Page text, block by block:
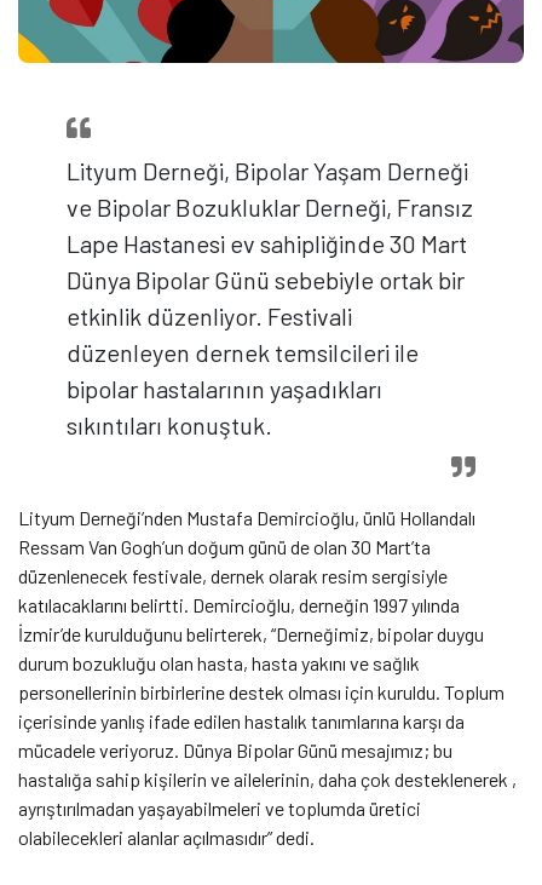
Lityum Derneği, Bipolar Yaşam Derneği
ve Bipolar Bozukluklar Derneği, Fransız
Lape Hastanesi ev sahipliğinde 30 Mart
Dünya Bipolar Günü sebebiyle ortak bir
etkinlik düzenliyor. Festivali
düzenleyen dernek temsilcileri ile
bipolar hastalarının yaşadıkları
sıkıntıları konuştuk.
Lityum Derneği’nden Mustafa Demircioğlu, ünlü Hollandalı
Ressam Van Gogh’un doğum günü de olan 30 Mart’ta
düzenlenecek festivale, dernek olarak resim sergisiyle
katılacaklarını belirtti. Demircioğlu, derneğin 1997 yılında
İzmir’de kurulduğunu belirterek, “Derneğimiz, bipolar duygu
durum bozukluğu olan hasta, hasta yakını ve sağlık
personellerinin birbirlerine destek olması için kuruldu. Toplum
içerisinde yanlış ifade edilen hastalık tanımlarına karşı da
mücadele veriyoruz. Dünya Bipolar Günü mesajımız; bu
hastalığa sahip kişilerin ve ailelerinin, daha çok desteklenerek ,
ayrıştırılmadan yaşayabilmeleri ve toplumda üretici
olabilecekleri alanlar açılmasıdır” dedi.